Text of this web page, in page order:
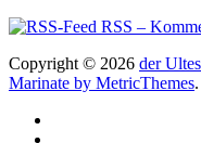
RSS –
Copyright © 2026 der Ultes
Marinate by MetricThemes